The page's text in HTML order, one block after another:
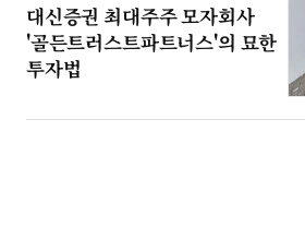
대신증권 최대주주 모자회사
'골든트러스트파트너스'의 묘한
투자법